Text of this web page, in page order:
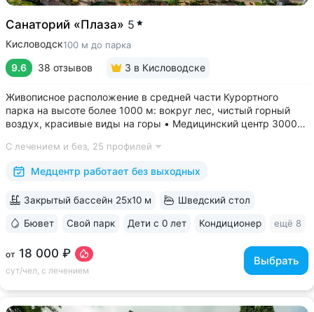
Санаторий «Плаза» 5
Кисловодск100 м до парка
9.6 38 отзывов 3 в Кисловодске
Живописное расположение в средней части Курортного
парка на высоте более 1000 м: вокруг лес, чистый горный
воздух, красивые виды на горы • Медицинский центр 3000
квалификации • Более 1000 видов диагностики и ДНК-
исследований. Есть диагностика...
С лечением и без, 25 профилей
Медцентр работает без выходных
от 18 000 ₽
сут/чел, с лечением
Выбрать
Закрытый бассейн 25x10 м Шведский стол
Бювет Свой парк Дети с 0 лет Кондиционер ещё 8